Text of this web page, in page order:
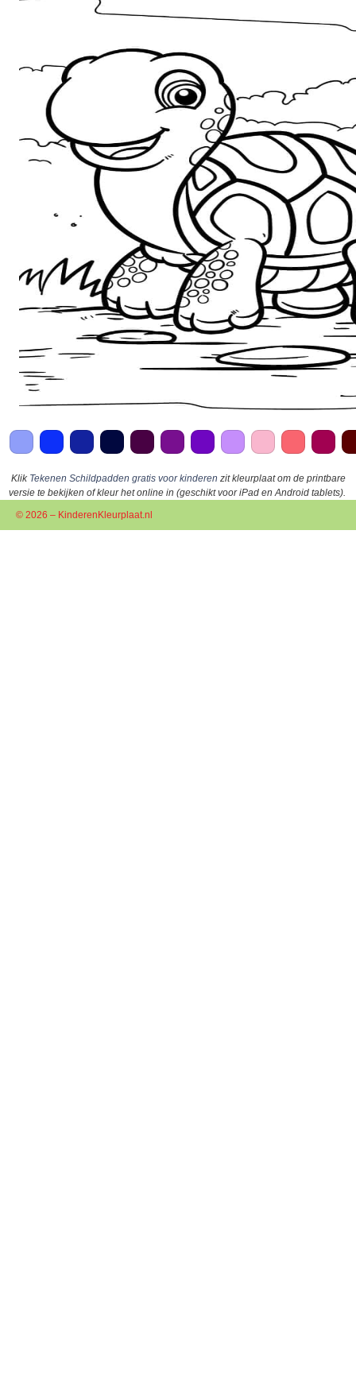
Klik Tekenen Schildpadden gratis voor kinderen zit kleurplaat om de printbare
versie te bekijken of kleur het online in (geschikt voor iPad en Android tablets).
© 2026 – KinderenKleurplaat.nl